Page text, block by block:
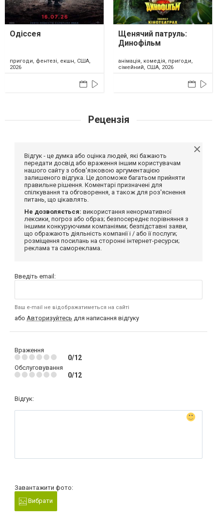
Одіссея
пригоди, фентезі, екшн, США,
2026
Щенячий патруль:
Динофільм
анімація, комедія, пригоди,
сімейний, США, 2026
Рецензія
Відгук - це думка або оцінка людей, які бажають
передати досвід або враження іншим користувачам
нашого сайту з обов'язковою аргументацією
залишеного відгука. Це допоможе багатьом прийняти
правильне рішення. Коментарі призначені для
спілкування та обговорення, а також для роз'яснення
питань, що цікавлять.
Не дозволяється: використання ненормативної
лексики, погроз або образ; безпосереднє порівняння з
іншими конкуруючими компаніями; безпідставні заяви,
що ображають діяльність компанії і / або її послуги;
розміщення посилань на сторонні інтернет-ресурси;
реклама та самореклама.
Введіть email:
Ваш e-mail не відображатиметься на сайті
або Авторизуйтесь для написання відгуку
Враження
0/12
Обслуговування
0/12
Відгук:
Завантажити фото:
Вибрати